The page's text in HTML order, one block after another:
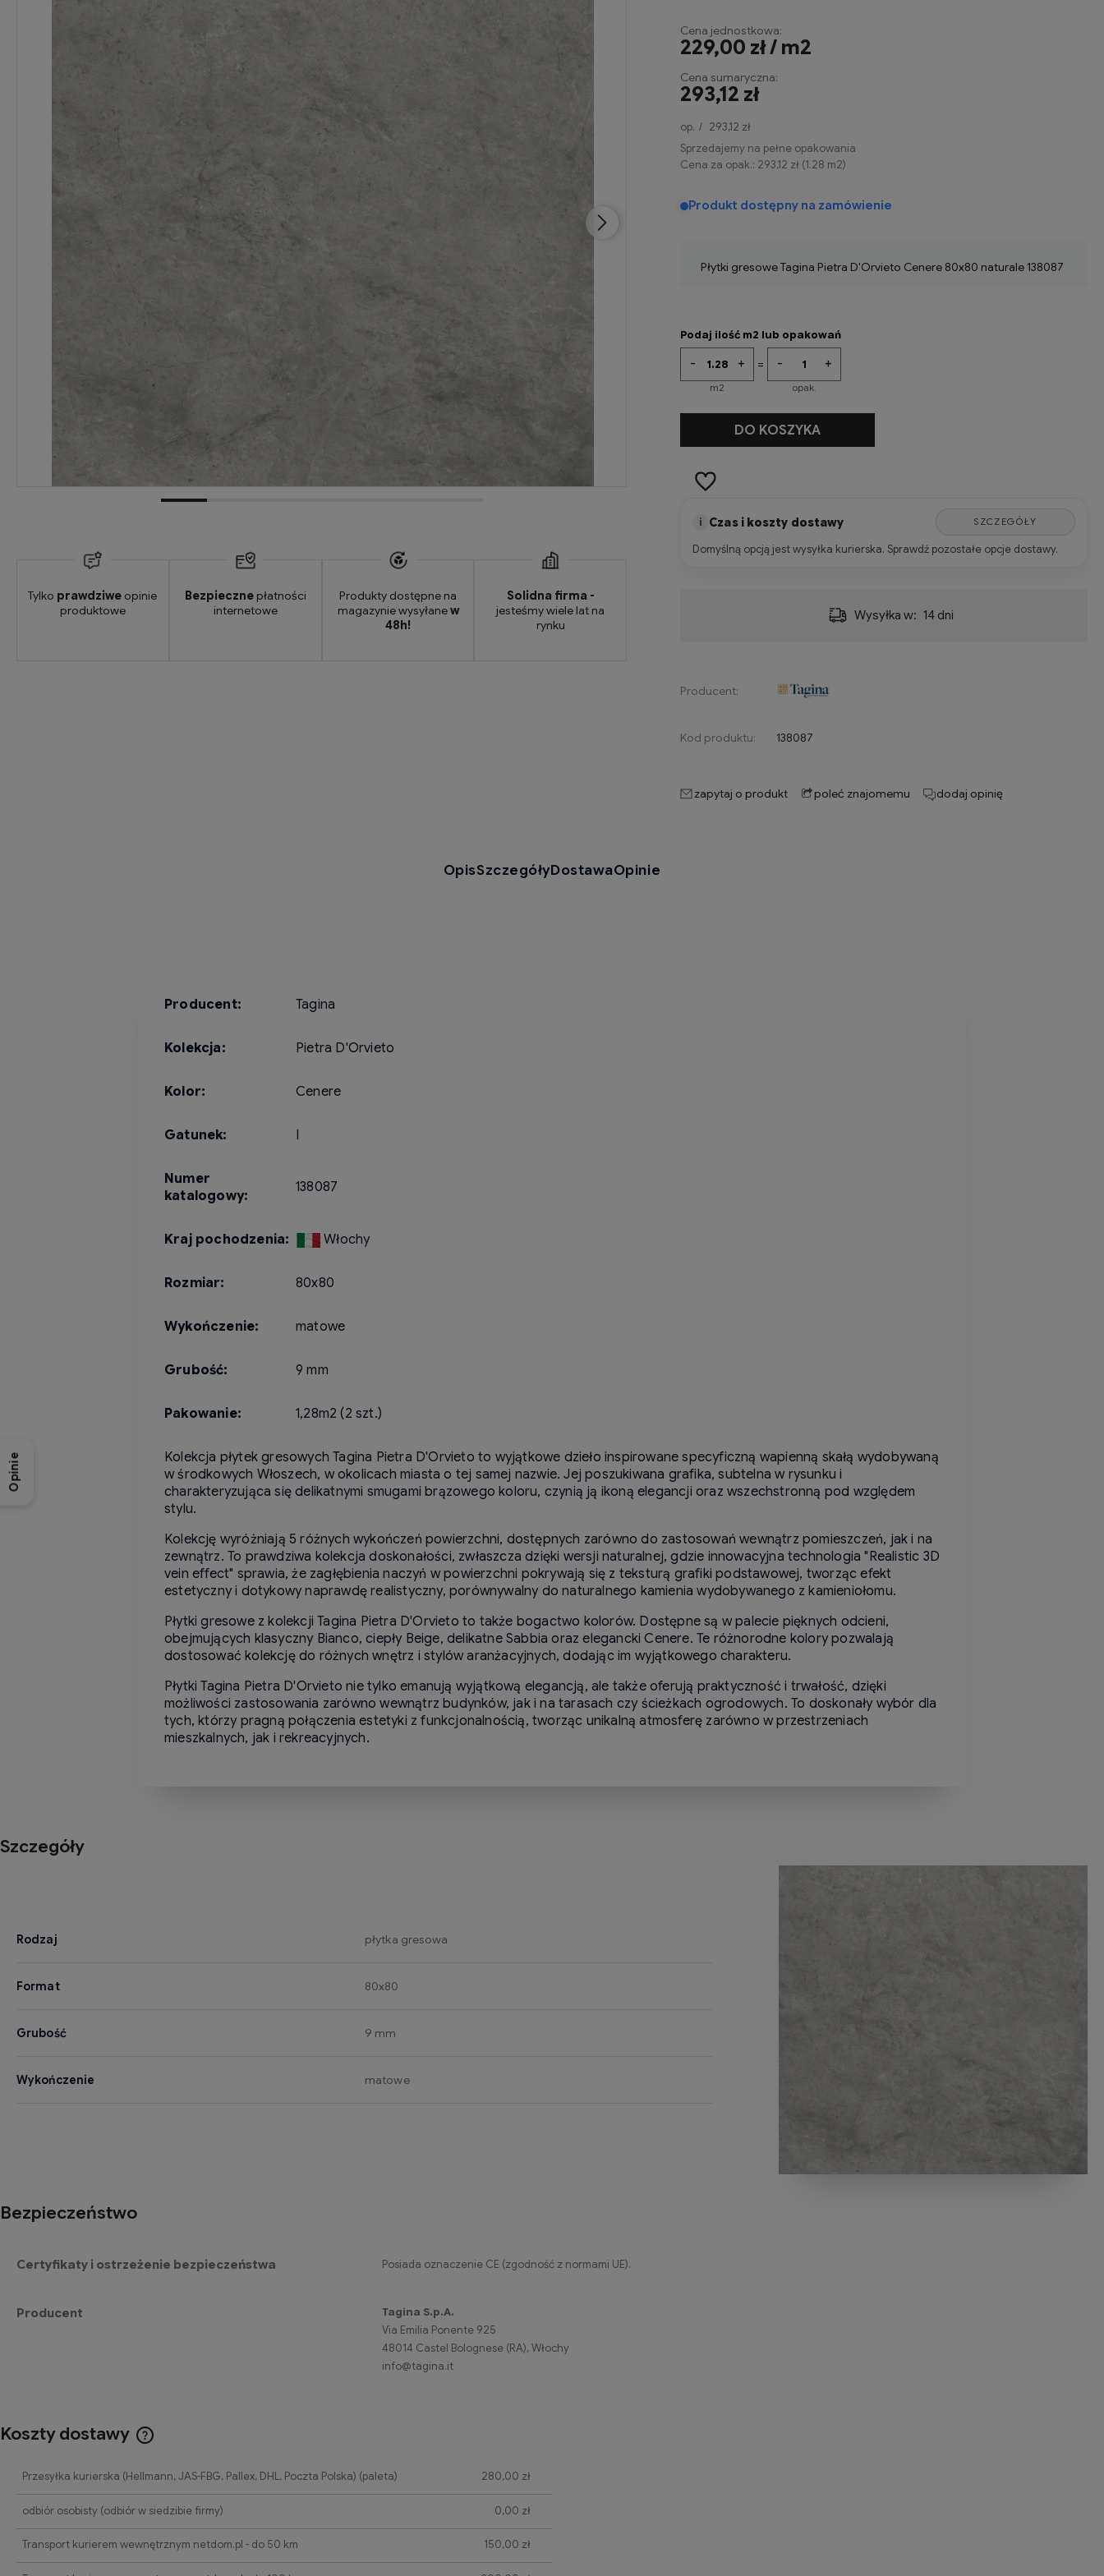
Tylko prawdziwe opinie
produktowe
Bezpiecznepłatności
internetowe
Produkty dostępne na
magazynie wysyłanew
48h!
Solidna firma -
jesteśmy wiele lat na
rynku
Cena jednostkowa:
229,00 zł / m2
Cena sumaryczna:
293,12 zł
op.
293,12 zł
Sprzedajemy na pełne opakowania
Cena za opak.: 293,12 zł (1.28 m2)
Produkt dostępny na zamówienie
Płytki gresowe Tagina Pietra D'Orvieto Cenere 80x80 naturale 138087
Podaj ilość m2 lub opakowań
+
-
m2
= +
-
opak.
+
-
DO KOSZYKA
i Czas i koszty dostawy SZCZEGÓŁY
Domyślną opcją jest wysyłka kurierska. Sprawdź pozostałe opcje dostawy.
- Przesyłka kurierska (Hellmann, JAS-FBG, Pallex, DHL, Poczta Polska) Dostępność: dostępny na zamówienie Wysyłka w: 14 dni
Producent:
Kod produktu: 138087
zapytaj o produkt poleć znajomemu dodaj opinię
OpisSzczegółyDostawaOpinie
Producent: Tagina
Kolekcja: Pietra D'Orvieto
Kolor: Cenere
Gatunek: I
Numer
katalogowy:
138087
Kraj pochodzenia: Włochy
Rozmiar: 80x80
Wykończenie: matowe
Grubość: 9 mm
Pakowanie: 1,28m2 (2 szt.)
Kolekcja płytek gresowych Tagina Pietra D'Orvieto to wyjątkowe dzieło inspirowane specyficzną wapienną skałą wydobywaną
w środkowych Włoszech, w okolicach miasta o tej samej nazwie. Jej poszukiwana grafika, subtelna w rysunku i
charakteryzująca się delikatnymi smugami brązowego koloru, czynią ją ikoną elegancji oraz wszechstronną pod względem
stylu.
Kolekcję wyróżniają 5 różnych wykończeń powierzchni, dostępnych zarówno do zastosowań wewnątrz pomieszczeń, jak i na
zewnątrz. To prawdziwa kolekcja doskonałości, zwłaszcza dzięki wersji naturalnej, gdzie innowacyjna technologia "Realistic 3D
vein effect" sprawia, że zagłębienia naczyń w powierzchni pokrywają się z teksturą grafiki podstawowej, tworząc efekt
estetyczny i dotykowy naprawdę realistyczny, porównywalny do naturalnego kamienia wydobywanego z kamieniołomu.
Płytki gresowe z kolekcji Tagina Pietra D'Orvieto to także bogactwo kolorów. Dostępne są w palecie pięknych odcieni,
obejmujących klasyczny Bianco, ciepły Beige, delikatne Sabbia oraz elegancki Cenere. Te różnorodne kolory pozwalają
dostosować kolekcję do różnych wnętrz i stylów aranżacyjnych, dodając im wyjątkowego charakteru.
Płytki Tagina Pietra D'Orvieto nie tylko emanują wyjątkową elegancją, ale także oferują praktyczność i trwałość, dzięki
możliwości zastosowania zarówno wewnątrz budynków, jak i na tarasach czy ścieżkach ogrodowych. To doskonały wybór dla
tych, którzy pragną połączenia estetyki z funkcjonalnością, tworząc unikalną atmosferę zarówno w przestrzeniach
mieszkalnych, jak i rekreacyjnych.
Szczegóły
Rodzaj płytka gresowa
Format 80x80
Grubość 9 mm
Wykończenie matowe
Bezpieczeństwo
Certyfikaty i ostrzeżenie bezpieczeństwa Posiada oznaczenie CE (zgodność z normami UE).
Producent
Tagina S.p.A.
Via Emilia Ponente 925
48014 Castel Bolognese (RA), Włochy
info@tagina.it
Koszty dostawy
Cena nie zawiera ewentualnych
Przesyłka kurierska (Hellmann, JAS-FBG, Pallex, DHL, Poczta Polska) (paleta) 280,00 zł
odbiór osobisty(odbiór w siedzibie firmy) 0,00 zł
Transport kurierem wewnętrznym netdom.pl - do 50 km 150,00 zł
Opinie